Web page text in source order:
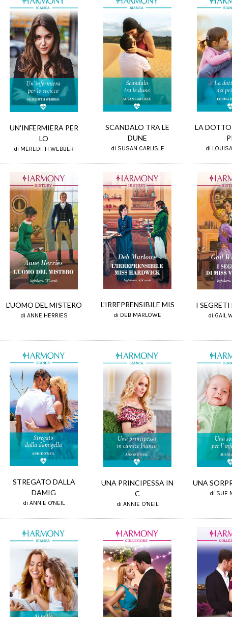
UN'INFERMIERA PER
LO
di MEREDITH WEBBER
SCANDALO TRA LE
DUNE
di SUSAN CARLISLE
LA
di
L'UOMO DEL MISTERO
di ANNE HERRIES
L'IRREPRENSIBILE MIS
di DEB MARLOWE
I
di GAIL
STREGATO DALLA
DAMIG
di ANNIE O'NEIL
UNA PRINCIPESSA IN
C
di ANNIE O'NEIL
UNA
di SUE